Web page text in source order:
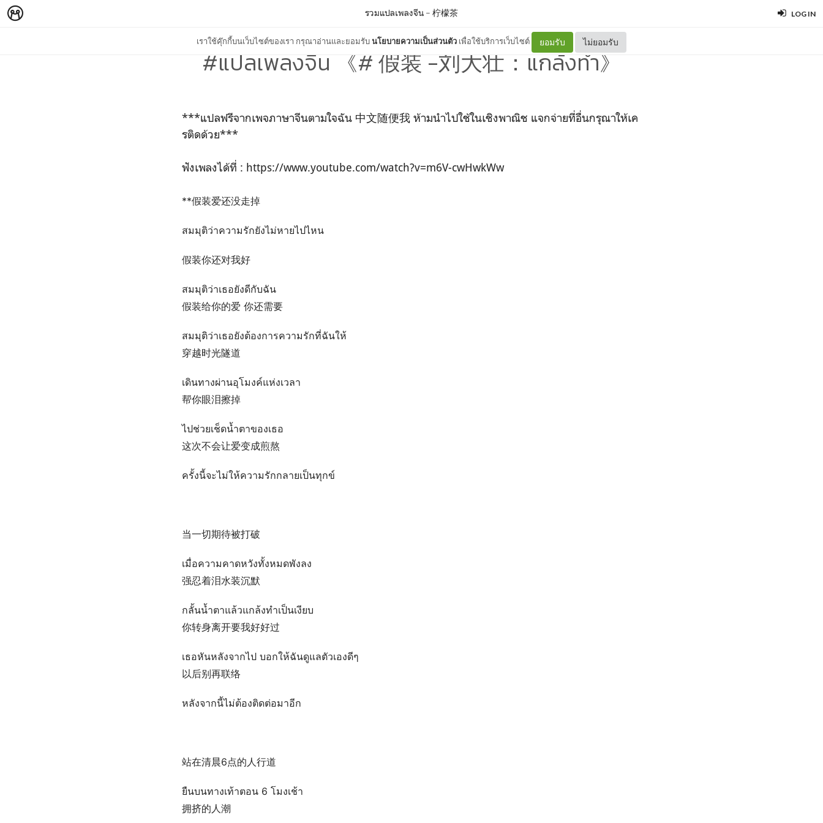
LOG IN
เราใช้คุ๊กกี้บนเว็บไซต์ของเรา กรุณาอ่านและยอมรับนโยบายความเป็นส่วนตัว เพื่อใช้บริการเว็บไซต์ ยอมรับ ไม่ยอมรับ
รวมแปลเพลงจีน – 柠檬茶
#แปลเพลงจีน 《# 假装 -刘大壮：แกล้งทำ》
***แปลฟรีจากเพจภาษาจีนตามใจฉัน 中文随便我 ห้ามนำไปใช้ในเชิงพาณิช แจกจ่ายที่อื่นกรุณาให้เค
รติดด้วย***
ฟังเพลงได้ที่ : https://www.youtube.com/watch?v=m6V-cwHwkWw
**假装爱还没走掉
สมมุติว่าความรักยังไม่หายไปไหน
假装你还对我好
สมมุติว่าเธอยังดีกับฉัน
假装给你的爱 你还需要
สมมุติว่าเธอยังต้องการความรักที่ฉันให้
穿越时光隧道
เดินทางผ่านอุโมงค์แห่งเวลา
帮你眼泪擦掉
ไปช่วยเช็ดน้ำตาของเธอ
这次不会让爱变成煎熬
ครั้งนี้จะไม่ให้ความรักกลายเป็นทุกข์
当一切期待被打破
เมื่อความคาดหวังทั้งหมดพังลง
强忍着泪水装沉默
กลั้นน้ำตาแล้วแกล้งทำเป็นเงียบ
你转身离开要我好好过
เธอหันหลังจากไป บอกให้ฉันดูแลตัวเองดีๆ
以后别再联络
หลังจากนี้ไม่ต้องติดต่อมาอีก
站在清晨6点的人行道
ยืนบนทางเท้าตอน 6 โมงเช้า
拥挤的人潮